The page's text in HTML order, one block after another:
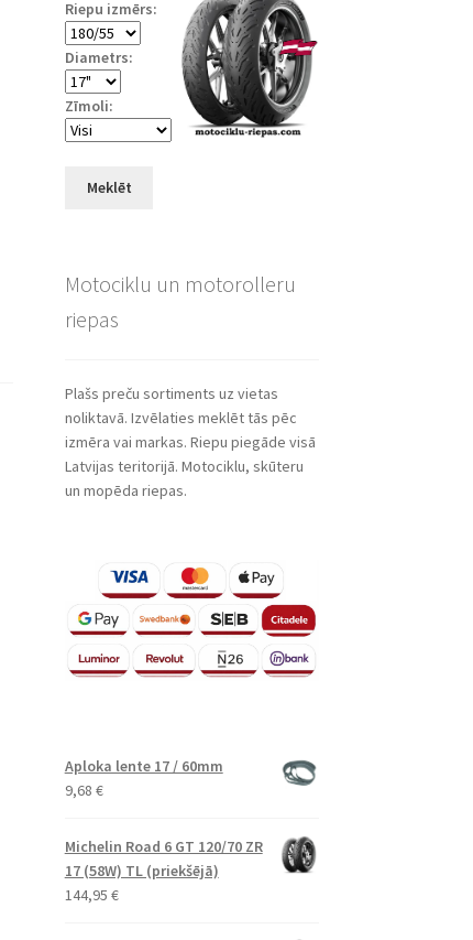
Riepu izmērs:
Diametrs:
Zīmoli:
Meklēt
Motociklu un motorolleru
riepas
Plašs preču sortiments uz vietas
noliktavā. Izvēlaties meklēt tās pēc
izmēra vai markas. Riepu piegāde visā
Latvijas teritorijā. Motociklu, skūteru
un mopēda riepas.
Aploka lente 17 / 60mm
9,68 €
Michelin Road 6 GT 120/70 ZR
17 (58W) TL (priekšējā)
144,95 €